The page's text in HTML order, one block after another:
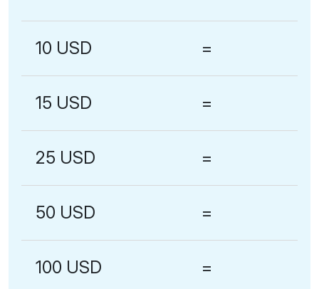
10 USD =
15 USD =
25 USD =
50 USD =
100 USD =